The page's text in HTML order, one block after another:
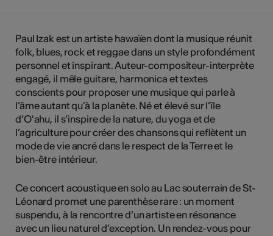
Paul Izak est un artiste hawaïen dont la musique réunit
folk, blues, rock et reggae dans un style profondément
personnel et inspirant. Auteur-compositeur-interprète
engagé, il mêle guitare, harmonica et textes
conscients pour proposer une musique qui parle à
l’âme autant qu’à la planète. Né et élevé sur l’île
d’Oʻahu, il s’inspire de la nature, du yoga et de
l’agriculture pour créer des chansons qui reflètent un
mode de vie ancré dans le respect de la Terre et le
bien-être intérieur.
Ce concert acoustique en solo au Lac souterrain de St-
Léonard promet une parenthèse rare : un moment
suspendu, à la rencontre d’un artiste en résonance
avec un lieu naturel d’exception. Un rendez-vous pour